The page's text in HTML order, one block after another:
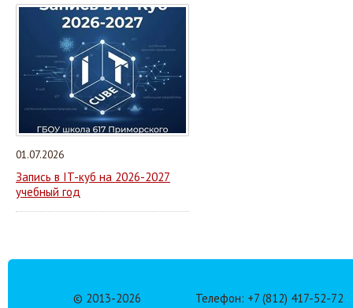
01.07.2026
Запись в IT-куб на 2026-2027
учебный год
© 2013-2026 Телефон: +7 (812) 417-52-72